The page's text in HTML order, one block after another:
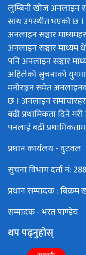
लुम्बिनी खोज अनलाइन
साथ उपस्थीत भएको छ ।
अनलाइन सञ्चार
अनलाइन सञ्चार
पनि अनलाइन सञ्चार
अहिलेको सुचनाको
मनोरञ्जन समेत
छ । अनलाइन
बढी प्रथामिकता दिने
पनलाई बढी
प्रधान कार्यलय - वुटवल
सुचना विभाग दर्ता नं:
प्रधान सम्पादक :
सम्पादक - भरत पाण्डेय
थप पढ्नुहोस्